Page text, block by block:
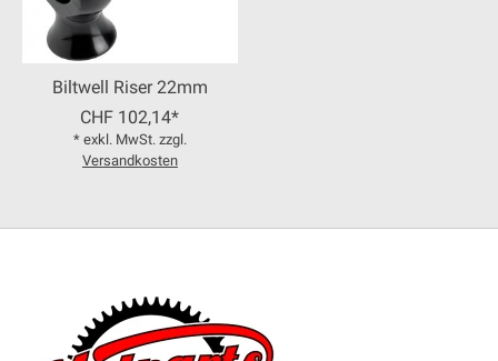
Biltwell Riser 22mm
CHF 102,14*
* exkl. MwSt. zzgl.
Versandkosten